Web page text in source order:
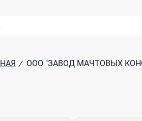
/ ООО "ЗАВОД МАЧТОВЫХ